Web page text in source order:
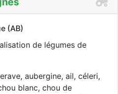
(AB)
de légumes de
aubergine, ail, céleri,
blanc, chou de